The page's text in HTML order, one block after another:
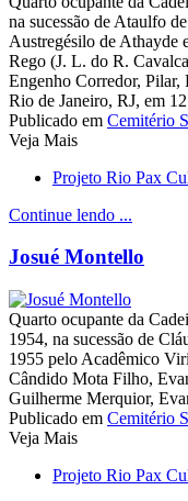
na sucessão de Ataulfo
Austregésilo de Athayde
Rego (J. L. do R.
Engenho Corredor, Pilar,
Rio de Janeiro, RJ, em
Publicado em Cemitério
Veja Mais
Projeto Rio Pax
Continue lendo ...
Josué Montello
Quarto ocupante da
1954, na sucessão de
1955 pelo Acadêmico
Cândido Mota Filho,
Guilherme Merquior,
Publicado em Cemitério
Veja Mais
Projeto Rio Pax